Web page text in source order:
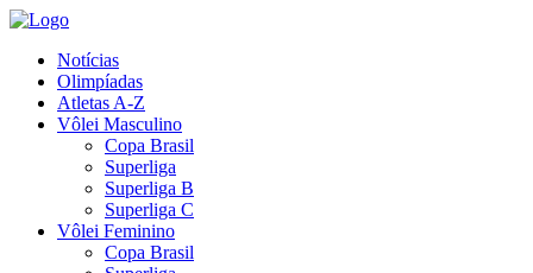
Notícias
Olimpíadas
Atletas A-Z
Vôlei Masculino
Copa Brasil
Superliga
Superliga B
Superliga C
Vôlei Feminino
Copa Brasil